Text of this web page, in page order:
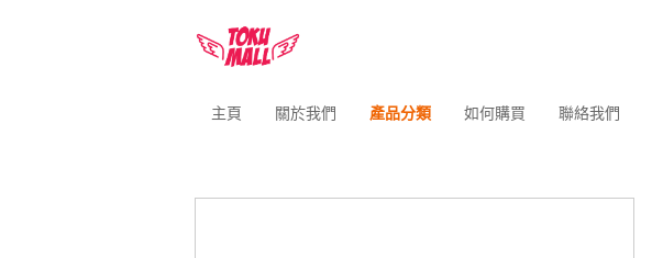
主頁 關於我們 產品分類 如何購買 聯絡我們